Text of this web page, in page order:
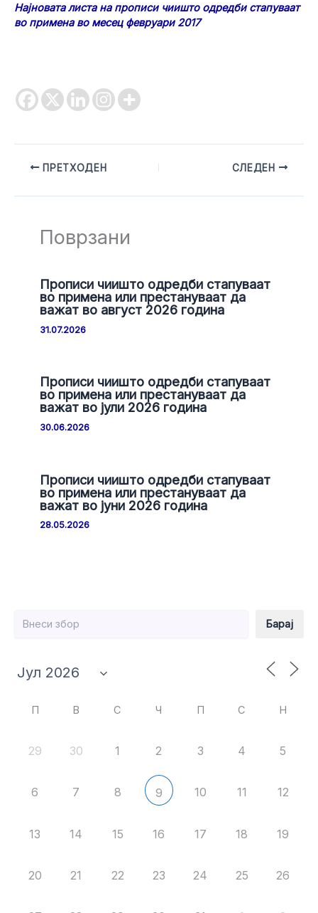
Најновата листа на прописи чиишто одредби стапуваат
во примена во месец февруари 2017
ПРЕТХОДЕН СЛЕДЕН
Поврзани
Прописи чиишто одредби стапуваат
во примена или престануваат да
важат во август 2026 година
31.07.2026
Прописи чиишто одредби стапуваат
во примена или престануваат да
важат во јули 2026 година
30.06.2026
Прописи чиишто одредби стапуваат
во примена или престануваат да
важат во јуни 2026 година
28.05.2026
Барај
П В С Ч П С Н
29 30 1 2 3 4 5
6 7 8 9 10 11 12
13 14 15 16 17 18 19
20 21 22 23 24 25 26